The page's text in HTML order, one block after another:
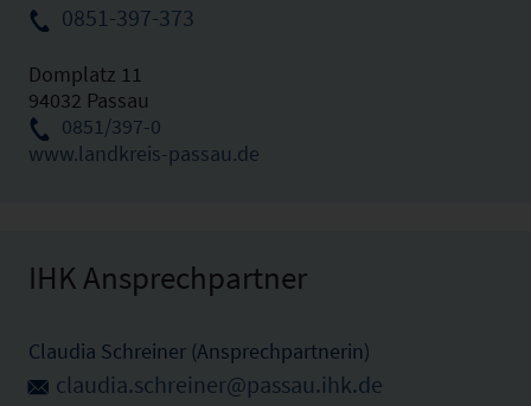
0851-397-373
Domplatz 11
94032 Passau
0851/397-0
www.landkreis-passau.de
IHK Ansprechpartner
Claudia Schreiner (Ansprechpartnerin)
claudia.schreiner@passau.ihk.de